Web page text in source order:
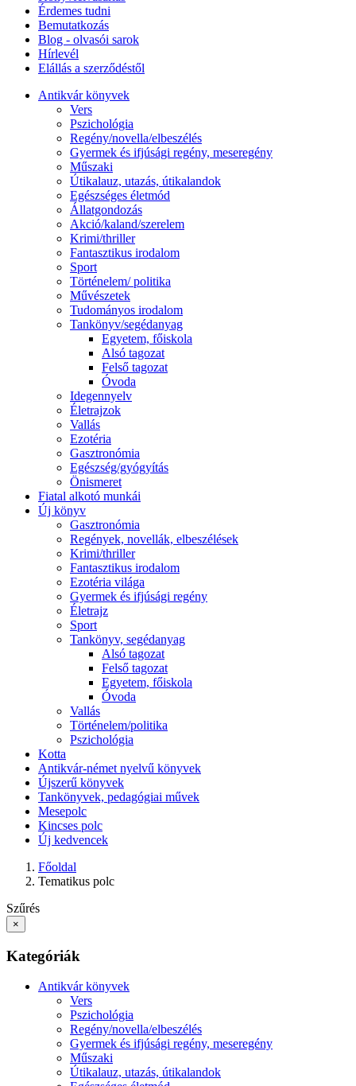
Érdemes tudni
Bemutatkozás
Blog - olvasói sarok
Hírlevél
Elállás a szerződéstől
Antikvár könyvek
Vers
Pszichológia
Regény/novella/elbeszélés
Gyermek és ifjúsági regény, meseregény
Műszaki
Útikalauz, utazás, útikalandok
Egészséges életmód
Állatgondozás
Akció/kaland/szerelem
Krimi/thriller
Fantasztikus irodalom
Sport
Történelem/ politika
Művészetek
Tudományos irodalom
Tankönyv/segédanyag
Egyetem, főiskola
Alsó tagozat
Felső tagozat
Óvoda
Idegennyelv
Életrajzok
Vallás
Ezotéria
Gasztronómia
Egészség/gyógyítás
Önismeret
Fiatal alkotó munkái
Új könyv
Gasztronómia
Regények, novellák, elbeszélések
Krimi/thriller
Fantasztikus irodalom
Ezotéria világa
Gyermek és ifjúsági regény
Életrajz
Sport
Tankönyv, segédanyag
Alsó tagozat
Felső tagozat
Egyetem, főiskola
Óvoda
Vallás
Történelem/politika
Pszichológia
Kotta
Antikvár-német nyelvű könyvek
Újszerű könyvek
Tankönyvek, pedagógiai művek
Mesepolc
Kincses polc
Új kedvencek
Főoldal
Tematikus polc
Szűrés
×
Kategóriák
Antikvár könyvek
Vers
Pszichológia
Regény/novella/elbeszélés
Gyermek és ifjúsági regény, meseregény
Műszaki
Útikalauz, utazás, útikalandok